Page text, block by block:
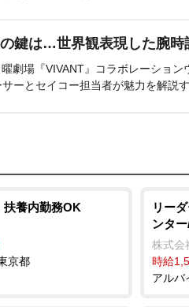
の鍵は…世界観表現した腕時
劇場『VIVANT』コラボレーション
ーとセイコー担当者が魅力を解説す
養内勤務OK
京都
リー
ンタ
株式会
時給
アルバ